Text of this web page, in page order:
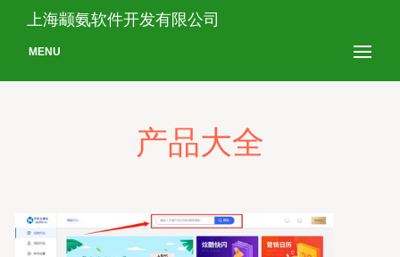
上海颛氨软件开发有限公司
MENU
产品大全